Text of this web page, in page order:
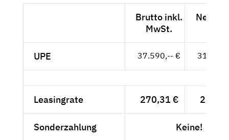
Brutto inkl.
MwSt.
Netto
UPE 37.590,-- €
Leasingrate 270,31 €
Sonderzahlung Keine!